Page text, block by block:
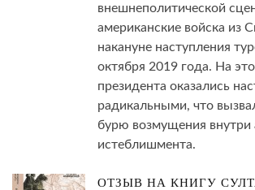
внешнеполитической
американские войска из
накануне наступления
октября 2019 года. На
президента оказались
радикальными, что
бурю возмущения внутри
истеблишмента.
ОТЗЫВ НА КНИГУ